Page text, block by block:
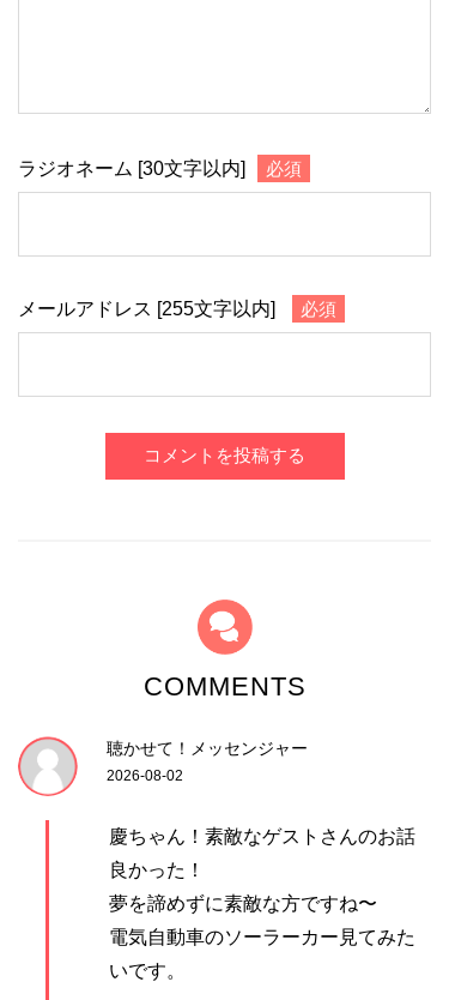
ラジオネーム [30文字以内] 必須
メールアドレス [255文字以内] 必須
コメントを投稿する
COMMENTS
聴かせて！メッセンジャー
2026-08-02
慶ちゃん！素敵なゲストさんのお話
良かった！
夢を諦めずに素敵な方ですね〜
電気自動車のソーラーカー見てみた
いです。